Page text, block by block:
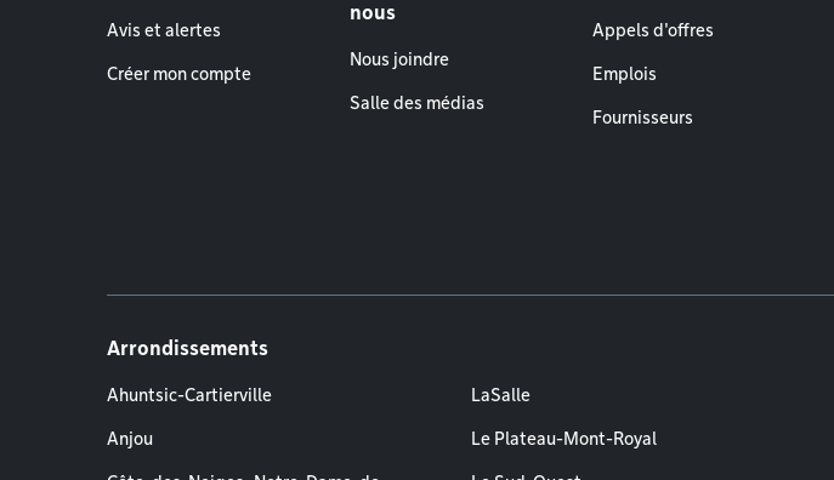
Avis et alertes
Créer mon compte
nous
Nous joindre
Salle des médias
Appels d'offres
Emplois
Fournisseurs
Arrondissements
Ahuntsic-Cartierville
Anjou
LaSalle
Le Plateau-Mont-Royal